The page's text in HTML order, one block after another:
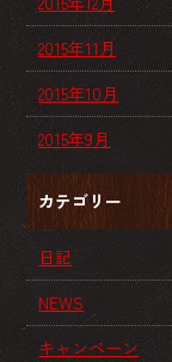
2015年11月
2015年10月
2015年9月
カテゴリー
日記
NEWS
キャンペーン